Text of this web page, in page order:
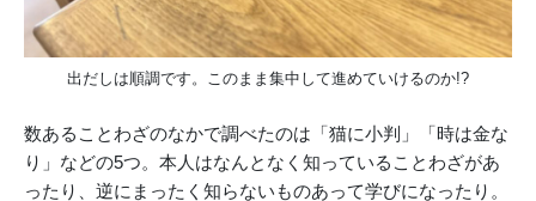
出だしは順調です。このまま集中して進めていけるのか!?
数あることわざのなかで調べたのは「猫に小判」「時は金な
り」などの5つ。本人はなんとなく知っていることわざがあ
ったり、逆にまったく知らないものあって学びになったり。